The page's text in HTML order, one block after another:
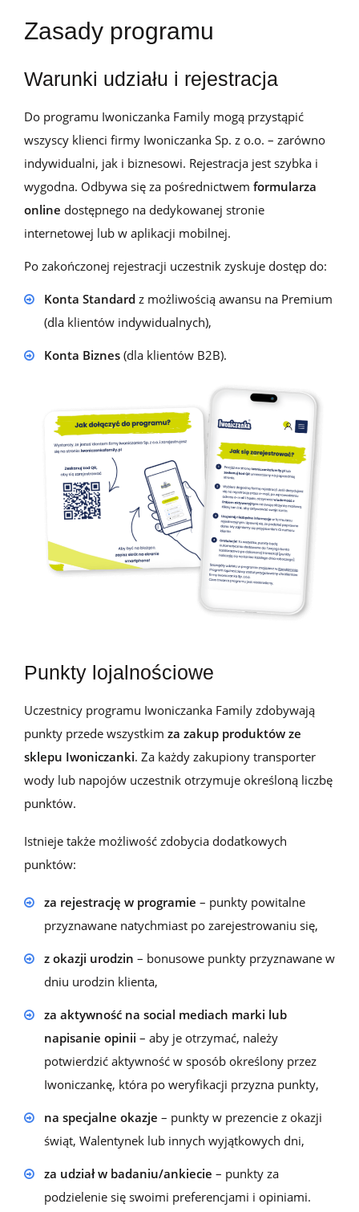
Zasady programu
Warunki udziału i rejestracja
Do programu Iwoniczanka Family mogą przystąpić
wszyscy klienci firmy Iwoniczanka Sp. z o.o. – zarówno
indywidualni, jak i biznesowi. Rejestracja jest szybka i
wygodna. Odbywa się za pośrednictwem formularza
online dostępnego na dedykowanej stronie
internetowej lub w aplikacji mobilnej.
Po zakończonej rejestracji uczestnik zyskuje dostęp do:
Konta Standard z możliwością awansu na Premium
(dla klientów indywidualnych),
Konta Biznes (dla klientów B2B).
Punkty lojalnościowe
Uczestnicy programu Iwoniczanka Family zdobywają
punkty przede wszystkim za zakup produktów ze
sklepu Iwoniczanki. Za każdy zakupiony transporter
wody lub napojów uczestnik otrzymuje określoną liczbę
punktów.
Istnieje także możliwość zdobycia dodatkowych
punktów:
za rejestrację w programie – punkty powitalne
przyznawane natychmiast po zarejestrowaniu się,
z okazji urodzin – bonusowe punkty przyznawane w
dniu urodzin klienta,
za aktywność na social mediach marki lub
napisanie opinii – aby je otrzymać, należy
potwierdzić aktywność w sposób określony przez
Iwoniczankę, która po weryfikacji przyzna punkty,
na specjalne okazje – punkty w prezencie z okazji
świąt, Walentynek lub innych wyjątkowych dni,
za udział w badaniu/ankiecie – punkty za
podzielenie się swoimi preferencjami i opiniami.